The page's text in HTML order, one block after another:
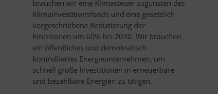
brauchen wir eine Klimasteuer zugunsten des
Klimainvestitionsfonds und eine gesetzlich
vorgeschriebene Reduzierung der
Emissionen um 60% bis 2030. Wir brauchen
ein öffentliches und demokratisch
kontrolliertes Energieunternehmen, um
schnell große Investitionen in erneuerbare
und bezahlbare Energien zu tätigen.